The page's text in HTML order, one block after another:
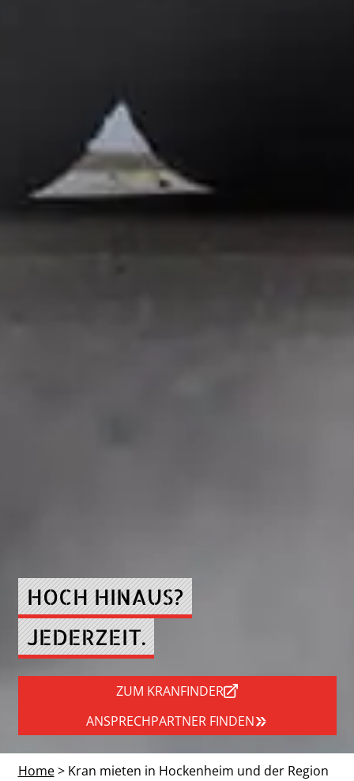
HOCH HINAUS?
JEDERZEIT.
ZUM KRANFINDER
ANSPRECHPARTNER FINDEN
Home> Kran mieten in Hockenheim und der Region